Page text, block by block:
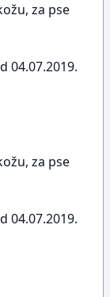
za pse
04.07.2019.
za pse
04.07.2019.